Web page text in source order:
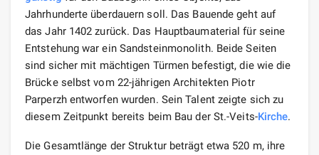
Jahrhunderte überdauern soll. Das Bauende geht auf
das Jahr 1402 zurück. Das Hauptbaumaterial für seine
Entstehung war ein Sandsteinmonolith. Beide Seiten
sind sicher mit mächtigen Türmen befestigt, die wie die
Brücke selbst vom 22-jährigen Architekten Piotr
Parperzh entworfen wurden. Sein Talent zeigte sich zu
diesem Zeitpunkt bereits beim Bau der St.-Veits-Kirche.
Die Gesamtlänge der Struktur beträgt etwa 520 m, ihre